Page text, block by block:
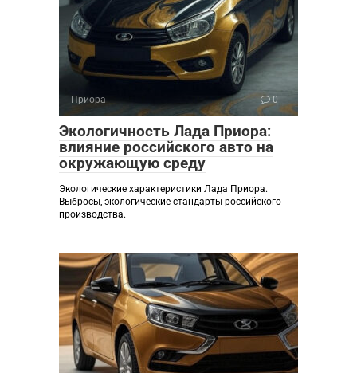
Приора 0
Экологичность Лада Приора:
влияние российского авто на
окружающую среду
Экологические характеристики Лада Приора.
Выбросы, экологические стандарты российского
производства.